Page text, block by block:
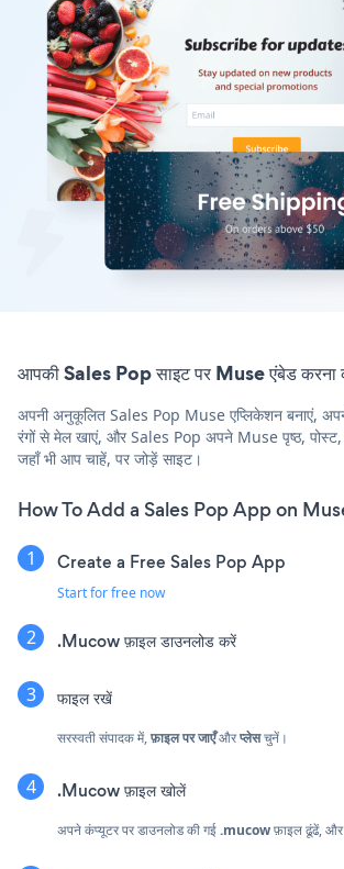
आपकी Sales Pop साइट पर Muse एंबेड करना
अपनी अनुकूलित Sales Pop Muse एप्लिकेशन बनाएं,
रंगों से मेल खाएं, और Sales Pop अपने Muse पृष्ठ, पोस्ट,
जहाँ भी आप चाहें, पर जोड़ें साइट।
How To Add a Sales Pop App on
Create a Free Sales Pop App
Start for free now
.Mucow फ़ाइल डाउनलोड करें
फाइल रखें
सरस्वती संपादक में,फ़ाइल पर जाएँऔरप्लेसचुनें।
.Mucow फ़ाइल खोलें
अपने कंप्यूटर पर डाउनलोड की गई.mucowफ़ाइल ढूंढें, और